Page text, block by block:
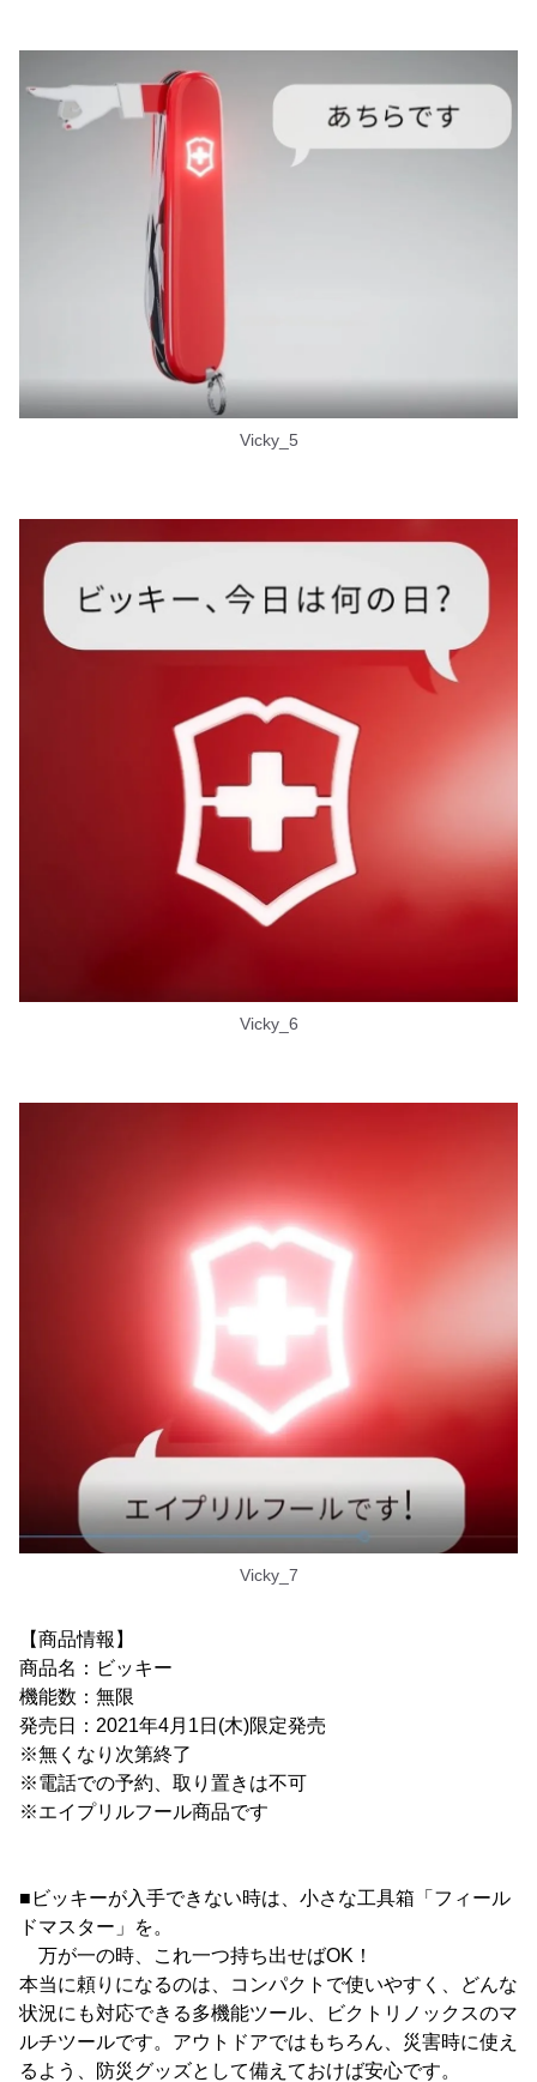
Vicky_5
Vicky_6
Vicky_7
【商品情報】
商品名：ビッキー
機能数：無限
発売日：2021年4月1日(木)限定発売
※無くなり次第終了
※電話での予約、取り置きは不可
※エイプリルフール商品です
■ビッキーが入手できない時は、小さな工具箱「フィール
ドマスター」を。
万が一の時、これ一つ持ち出せばOK！
本当に頼りになるのは、コンパクトで使いやすく、どんな
状況にも対応できる多機能ツール、ビクトリノックスのマ
ルチツールです。アウトドアではもちろん、災害時に使え
るよう、防災グッズとして備えておけば安心です。